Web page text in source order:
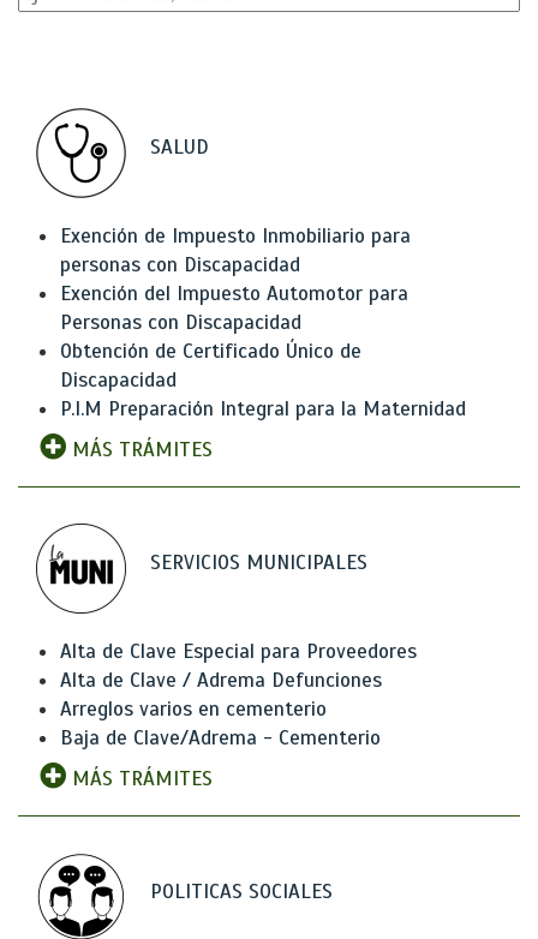
SALUD
Exención de Impuesto Inmobiliario para
personas con Discapacidad
Exención del Impuesto Automotor para
Personas con Discapacidad
Obtención de Certificado Único de
Discapacidad
P.I.M Preparación Integral para la Maternidad
MÁS TRÁMITES
SERVICIOS MUNICIPALES
Alta de Clave Especial para Proveedores
Alta de Clave / Adrema Defunciones
Arreglos varios en cementerio
Baja de Clave/Adrema - Cementerio
MÁS TRÁMITES
POLITICAS SOCIALES